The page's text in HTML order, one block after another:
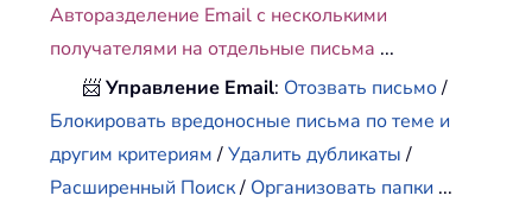
Авторазделение Email с несколькими
получателями на отдельные письма ...
📨Управление Email: Отозвать письмо/
Блокировать вредоносные письма по теме и
другим критериям/Удалить дубликаты/
Расширенный Поиск/ Организовать папки ...